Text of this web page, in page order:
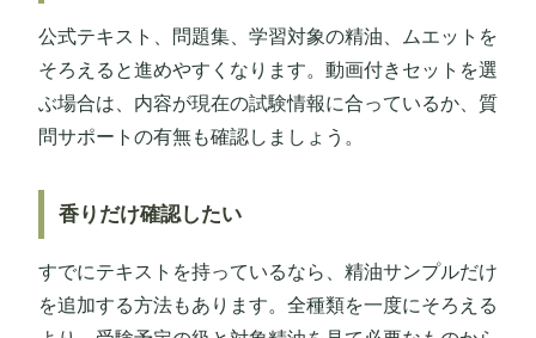
公式テキスト、問題集、学習対象の精油、ムエットを
そろえると進めやすくなります。動画付きセットを選
ぶ場合は、内容が現在の試験情報に合っているか、質
問サポートの有無も確認しましょう。
香りだけ確認したい
すでにテキストを持っているなら、精油サンプルだけ
を追加する方法もあります。全種類を一度にそろえる